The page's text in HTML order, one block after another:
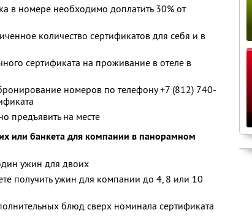
в номере необходимо доплатить 30% от
количество сертификатов для себя и в
сертификата на проживание в отеле в
номеров по телефону +7 (812) 740-
предъявить на месте
или банкета для компании в панорамном
ужин для двоих
получить ужин для компании до 4, 8 или 10
блюд сверх номинала сертификата